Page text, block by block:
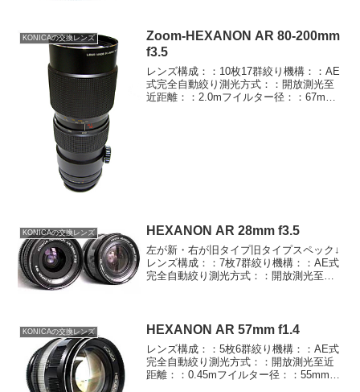
KONICAの交換レンズ
Zoom-HEXANON AR 80-200mm
f3.5
レンズ構成：：10枚17群絞り機構：：AE
式完全自動絞り測光方式：：開放測光至
近距離：：2.0mフイルター径：：67mm
KONICAの交換レンズ HEXANON AR 28mm f3.5
左が新・右が旧タイプ旧タイプスペック↓
レンズ構成：：7枚7群絞り機構：：AE式
完全自動絞り測光方式：：開放測光至近
スペック↓...
KONICAの交換レンズ HEXANON AR 57mm f1.4
レンズ構成：：5枚6群絞り機構：：AE式
完全自動絞り測光方式：：開放測光至近
距離：：0.45mフイルター径：：55mmフ